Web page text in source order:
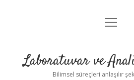
Anasayfa
Yasal Uyarı
menüyü
Laboratuvar ve
Bilimsel süreçleri anlaşılır